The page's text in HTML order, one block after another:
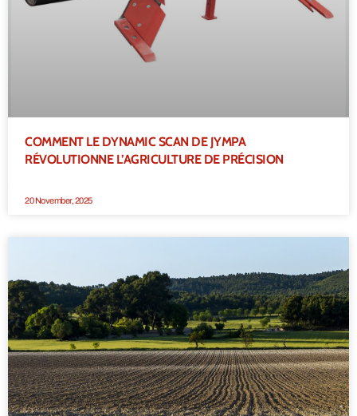
COMMENT LE DYNAMIC SCAN DE JYMPA
RÉVOLUTIONNE L’AGRICULTURE DE PRÉCISION
20 November, 2025